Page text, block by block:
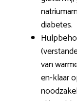
diabetes.
van
en-klaar